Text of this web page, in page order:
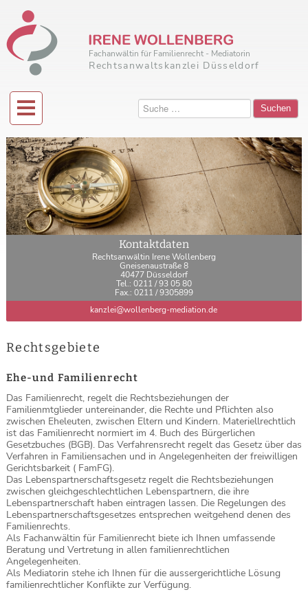
Fachanwältin für Familienrecht - Mediatorin
Rechtsanwaltskanzlei Düsseldorf
Suchen
Kontaktdaten
Rechtsanwältin Irene Wollenberg
Gneisenaustraße 8
40477 Düsseldorf
Tel.: 0211 / 93 05 80
Fax.: 0211 / 9305899
kanzlei@wollenberg-mediation.de
Rechtsgebiete
Ehe-und Familienrecht
Das Familienrecht, regelt die Rechtsbeziehungen der
Familienmtglieder untereinander, die Rechte und Pflichten also
zwischen Eheleuten, zwischen Eltern und Kindern. Materiellrechtlich
ist das Familienrecht normiert im 4. Buch des Bürgerlichen
Gesetzbuches (BGB). Das Verfahrensrecht regelt das Gesetz über das
Verfahren in Familiensachen und in Angelegenheiten der freiwilligen
Gerichtsbarkeit ( FamFG).
Das Lebenspartnerschaftsgesetz regelt die Rechtsbeziehungen
zwischen gleichgeschlechtlichen Lebenspartnern, die ihre
Lebenspartnerschaft haben eintragen lassen. Die Regelungen des
Lebenspartnerschaftsgesetzes entsprechen weitgehend denen des
Familienrechts.
Als Fachanwältin für Familienrecht biete ich Ihnen umfassende
Beratung und Vertretung in allen familienrechtlichen
Angelegenheiten.
Als Mediatorin stehe ich Ihnen für die aussergerichtliche Lösung
familienrechtlicher Konflikte zur Verfügung.